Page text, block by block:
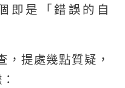
即是「錯誤的自
，提處幾點質疑，